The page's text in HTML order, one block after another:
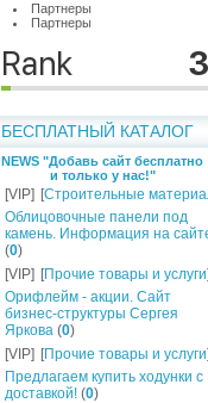
Партнеры
Партнеры
БЕСПЛАТНЫЙ КАТАЛОГ
NEWS "Добавь сайт бесплатно
и только у нас!"
[VIP] [Строительные
Облицовочные панели под
камень. Информация на
(0)
[VIP] [Прочие товары и услуги]
Орифлейм - акции. Сайт
бизнес-структуры Сергея
Яркова (0)
[VIP] [Прочие товары и услуги]
Предлагаем купить ходунки с
доставкой! (0)